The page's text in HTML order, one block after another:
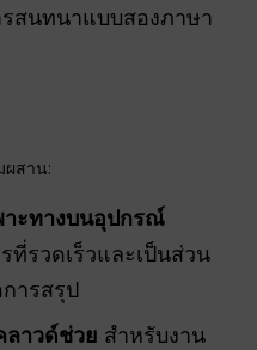
สนทนาแบบสองภาษา
ผสาน:
าะทางบนอุปกรณ์
ที่รวดเร็วและเป็นส่วน
ารสรุป
ลาวด์ช่วย สำหรับงาน